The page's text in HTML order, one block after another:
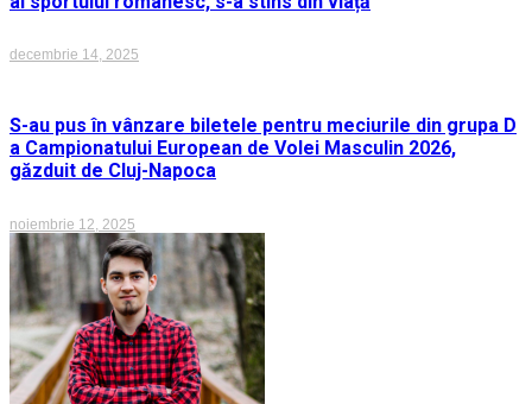
decembrie 14, 2025
S-au pus în vânzare biletele pentru meciurile din grupa D
a Campionatului European de Volei Masculin 2026,
găzduit de Cluj-Napoca
noiembrie 12, 2025